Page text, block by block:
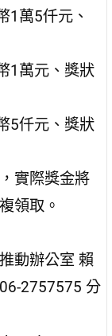
1萬5仟元、
1萬元、獎狀
5仟元、獎狀
實際獎金將
領取。
動辦公室 賴
2757575 分